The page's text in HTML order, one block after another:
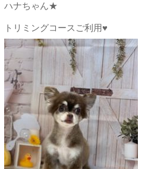
ハナちゃん★
トリミングコースご利用♥